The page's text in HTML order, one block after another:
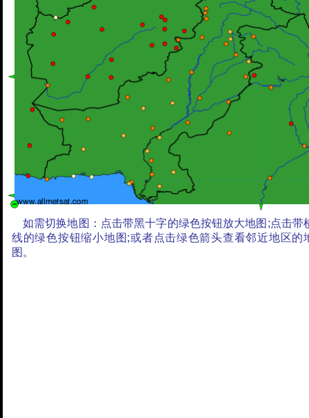
如需切换地图：点击带黑十字的绿色按钮放大地图;点击带
线的绿色按钮缩小地图;或者点击绿色箭头查看邻近地区的
图。